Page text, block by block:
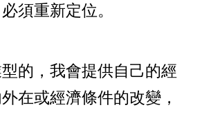
須重新定位。
的，我會提供自己的經
在或經濟條件的改變，